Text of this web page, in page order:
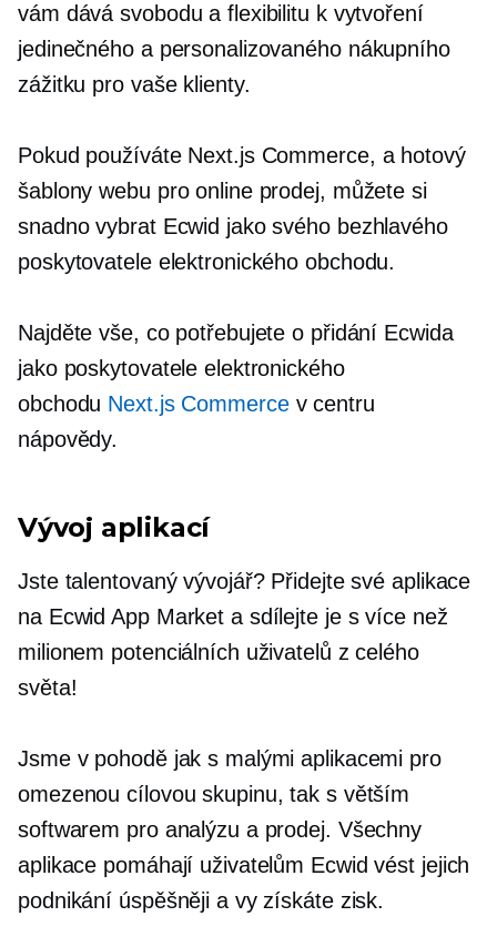
vám dává svobodu a flexibilitu k vytvoření
jedinečného a personalizovaného nákupního
zážitku pro vaše klienty.
Pokud používáte Next.js Commerce, a hotový
šablony webu pro online prodej, můžete si
snadno vybrat Ecwid jako svého bezhlavého
poskytovatele elektronického obchodu.
Najděte vše, co potřebujete o přidání Ecwida
jako poskytovatele elektronického
obchodu Next.js Commercev centru
nápovědy.
Vývoj aplikací
Jste talentovaný vývojář? Přidejte své aplikace
na Ecwid App Market a sdílejte je s více než
milionem potenciálních uživatelů z celého
světa!
Jsme v pohodě jak s malými aplikacemi pro
omezenou cílovou skupinu, tak s větším
softwarem pro analýzu a prodej. Všechny
aplikace pomáhají uživatelům Ecwid vést jejich
podnikání úspěšněji a vy získáte zisk.